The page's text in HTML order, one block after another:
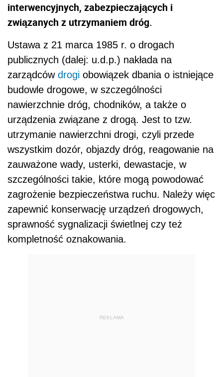
interwencyjnych, zabezpieczających i
związanych z utrzymaniem dróg.
Ustawa z 21 marca 1985 r. o drogach
publicznych (dalej: u.d.p.) nakłada na
zarządców drogi obowiązek dbania o istniejące
budowle drogowe, w szczególności
nawierzchnie dróg, chodników, a także o
urządzenia związane z drogą. Jest to tzw.
utrzymanie nawierzchni drogi, czyli przede
wszystkim dozór, objazdy dróg, reagowanie na
zauważone wady, usterki, dewastacje, w
szczególności takie, które mogą powodować
zagrożenie bezpieczeństwa ruchu. Należy więc
zapewnić konserwację urządzeń drogowych,
sprawność sygnalizacji świetlnej czy też
kompletność oznakowania.
REKLAMA